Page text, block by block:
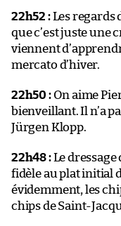
22h52 :Les regards
que c’est juste une
viennent
mercato d’hiver.
22h50 :On aime
bienveillant. Il n’a
Jürgen Klopp.
22h48 :Le dressage
fidèle au plat initial
évidemment, les
chips de Saint-